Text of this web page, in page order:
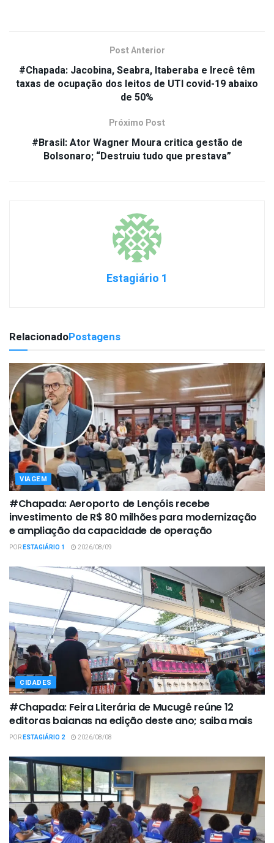
Post Anterior
#Chapada: Jacobina, Seabra, Itaberaba e Irecê têm
taxas de ocupação dos leitos de UTI covid-19 abaixo
de 50%
Próximo Post
#Brasil: Ator Wagner Moura critica gestão de
Bolsonaro; “Destruiu tudo que prestava”
Estagiário 1
RelacionadoPostagens
VIAGEM
#Chapada: Aeroporto de Lençóis recebe
investimento de R$ 80 milhões para modernização
e ampliação da capacidade de operação
PORESTAGIÁRIO 1 2026/08/09
CIDADES
#Chapada: Feira Literária de Mucugê reúne 12
editoras baianas na edição deste ano; saiba mais
PORESTAGIÁRIO 2 2026/08/08